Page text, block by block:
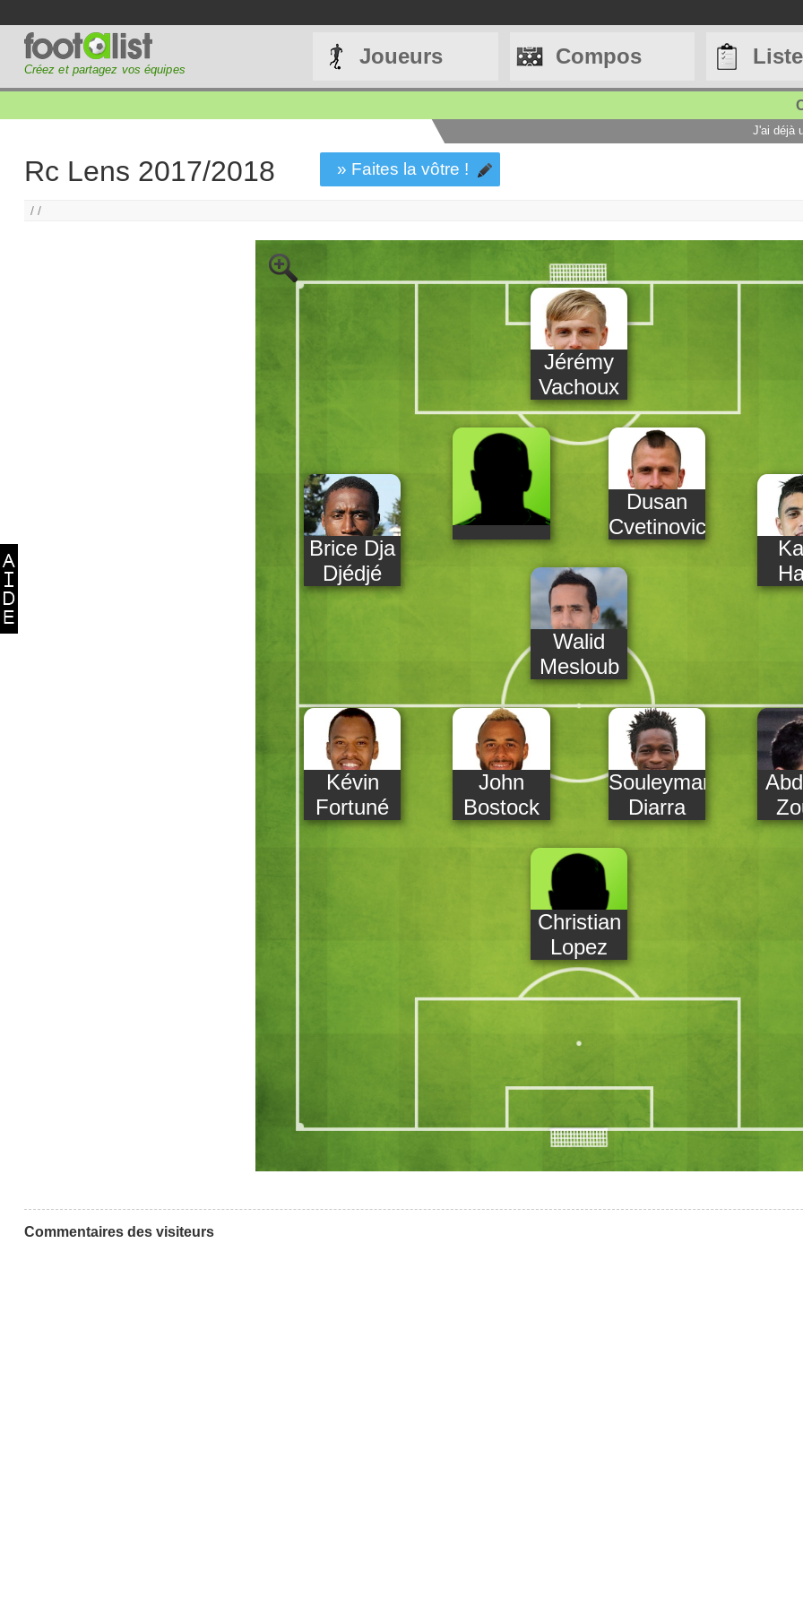
Créez et partagez vos équipes
Joueurs Compos
J'ai déjà
Rc Lens 2017/2018 » Faites la vôtre !
/ /
Jérémy
Vachoux
Brice Dja
Djédjé
Dusan
Cvetinovic
Walid
Mesloub
Kévin
Fortuné
John
Bostock
Souleymane
Diarra
Christian
Lopez
Commentaires des visiteurs